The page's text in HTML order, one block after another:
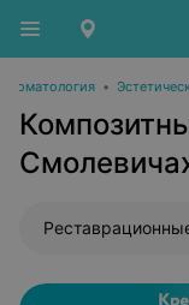
Стоматология •